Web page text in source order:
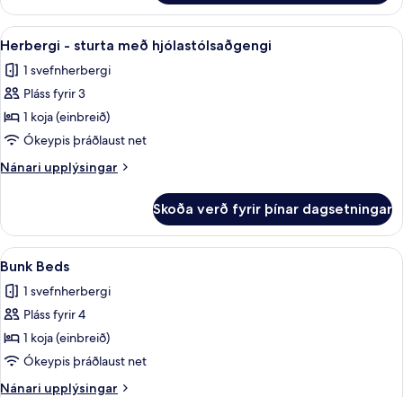
-
aðgengilegt
heyrnardaufum
Skoða
allar
myndir
fyrir
Herbergi
-
sturta
með
Rúmföt úr egypskri bómull, rúmföt
7
Herbergi - sturta með hjólastólsaðgengi
1 svefnherbergi
Pláss fyrir 3
1 koja (einbreið)
Ókeypis þráðlaust net
Nánari upplýsingar
Nánari
-
sturta
með
Skoða verð fyrir þínar dagsetningar
Skoða
allar
myndir
fyrir
Bunk
Beds
Rúmföt úr egypskri bómull, rúmföt
5
Bunk Beds
1 svefnherbergi
Pláss fyrir 4
1 koja (einbreið)
Ókeypis þráðlaust net
Nánari upplýsingar
Nánari